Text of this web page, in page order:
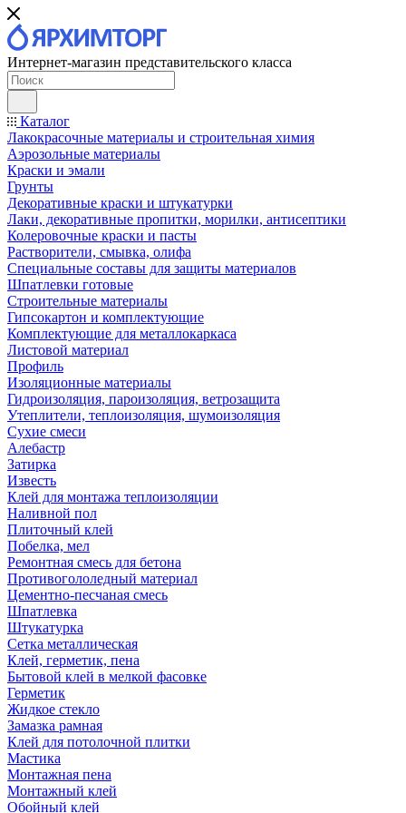
Интернет-магазин представительского класса
Каталог
Лакокрасочные материалы и строительная химия
Аэрозольные материалы
Краски и эмали
Грунты
Декоративные краски и штукатурки
Лаки, декоративные пропитки, морилки, антисептики
Колеровочные краски и пасты
Растворители, смывка, олифа
Специальные составы для защиты материалов
Шпатлевки готовые
Строительные материалы
Гипсокартон и комплектующие
Комплектующие для металлокаркаса
Листовой материал
Профиль
Изоляционные материалы
Гидроизоляция, пароизоляция, ветрозащита
Утеплители, теплоизоляция, шумоизоляция
Сухие смеси
Алебастр
Затирка
Известь
Клей для монтажа теплоизоляции
Наливной пол
Плиточный клей
Побелка, мел
Ремонтная смесь для бетона
Противогололедный материал
Цементно-песчаная смесь
Шпатлевка
Штукатурка
Сетка металлическая
Клей, герметик, пена
Бытовой клей в мелкой фасовке
Герметик
Жидкое стекло
Замазка рамная
Клей для потолочной плитки
Мастика
Монтажная пена
Монтажный клей
Обойный клей